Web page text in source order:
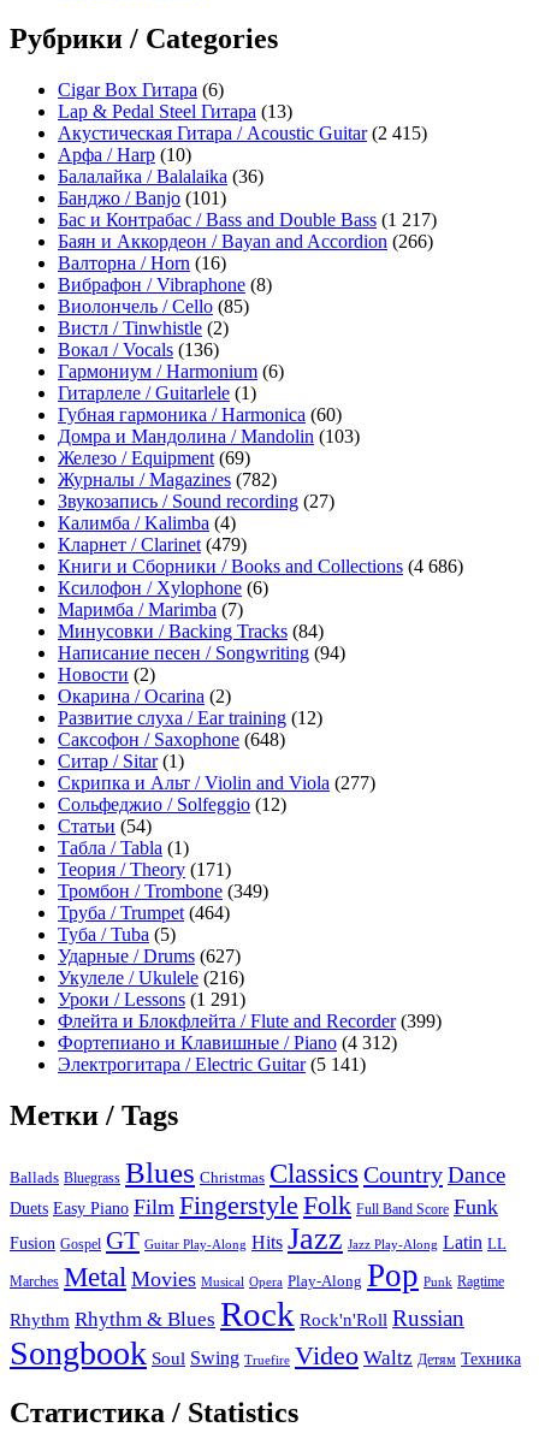
Рубрики / Categories
Cigar Box Гитара (6)
Lap & Pedal Steel Гитара (13)
Акустическая Гитара / Acoustic Guitar(2 415)
Арфа / Harp (10)
Балалайка / Balalaika (36)
Банджо / Banjo (101)
Бас и Контрабас / Bass and Double Bass (1 217)
Баян и Аккордеон / Bayan and Accordion (266)
Валторна / Horn (16)
Вибрафон / Vibraphone (8)
Виолончель / Cello (85)
Вистл / Tinwhistle (2)
Вокал / Vocals (136)
Гармониум / Harmonium (6)
Гитарлеле / Guitarlele (1)
Губная гармоника / Harmonica (60)
Домра и Мандолина / Mandolin (103)
Железо / Equipment (69)
Журналы / Magazines (782)
Звукозапись / Sound recording (27)
Калимба / Kalimba (4)
Кларнет / Clarinet (479)
Книги и Сборники / Books and Collections (4 686)
Ксилофон / Xylophone (6)
Маримба / Marimba (7)
Минусовки / Backing Tracks (84)
Написание песен / Songwriting (94)
Новости (2)
Окарина / Ocarina (2)
Развитие слуха / Ear training (12)
Саксофон / Saxophone (648)
Ситар / Sitar(1)
Скрипка и Альт / Violin and Viola (277)
Сольфеджио / Solfeggio (12)
Статьи (54)
Табла / Tabla (1)
Теория / Theory (171)
Тромбон / Trombone (349)
Труба / Trumpet (464)
Туба / Tuba (5)
Ударные / Drums (627)
Укулеле / Ukulele (216)
Уроки / Lessons (1 291)
Флейта и Блокфлейта / Flute and Recorder(399)
Фортепиано и Клавишные / Piano (4 312)
Электрогитара / Electric Guitar(5 141)
Метки / Tags
Ballads Bluegrass Blues Christmas Classics CountryDance
Duets Easy Piano Film Fingerstyle Folk Full Band Score Funk
Fusion Gospel GT Guitar Play-Along Hits Jazz Jazz Play-Along Latin LL
Marches Metal Movies Musical Opera Play-Along Pop Punk Ragtime
Rhythm Rhythm & Blues Rock Rock'n'Roll Russian
Songbook Soul Swing Truefire Video Waltz Детям Техника
Статистика / Statistics